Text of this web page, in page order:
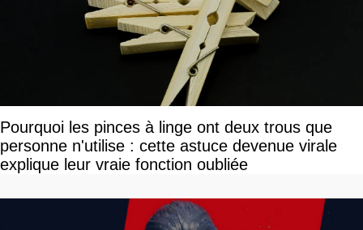
Pourquoi les pinces à linge ont deux trous que
personne n'utilise : cette astuce devenue virale
explique leur vraie fonction oubliée